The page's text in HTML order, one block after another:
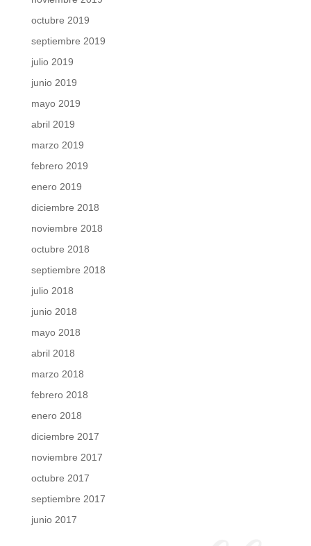
octubre 2019
septiembre 2019
julio 2019
junio 2019
mayo 2019
abril 2019
marzo 2019
febrero 2019
enero 2019
diciembre 2018
noviembre 2018
octubre 2018
septiembre 2018
julio 2018
junio 2018
mayo 2018
abril 2018
marzo 2018
febrero 2018
enero 2018
diciembre 2017
noviembre 2017
octubre 2017
septiembre 2017
junio 2017